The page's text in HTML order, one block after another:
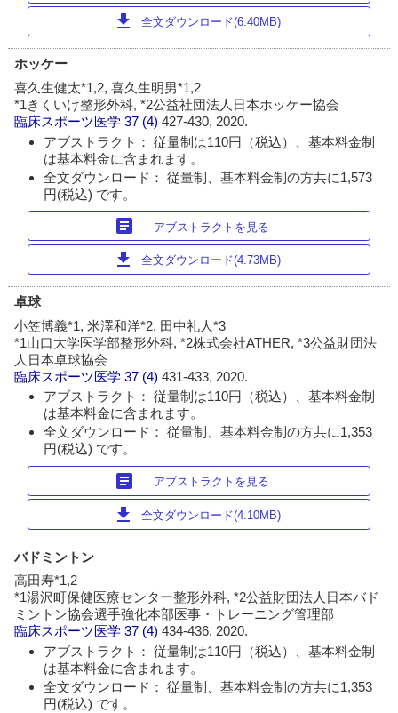
download 全文ダウンロード(6.40MB)
ホッケー
喜久生健太*1,2, 喜久生明男*1,2
*1きくいけ整形外科, *2公益社団法人日本ホッケー協会
臨床スポーツ医学 37 (4)427-430, 2020.
アブストラクト： 従量制は110円（税込）、基本料金制
は基本料金に含まれます。
全文ダウンロード： 従量制、基本料金制の方共に1,573
円(税込) です。
article アブストラクトを見る
download 全文ダウンロード(4.73MB)
卓球
小笠博義*1, 米澤和洋*2, 田中礼人*3
*1山口大学医学部整形外科, *2株式会社ATHER, *3公益財団法
人日本卓球協会
臨床スポーツ医学 37 (4)431-433, 2020.
アブストラクト： 従量制は110円（税込）、基本料金制
は基本料金に含まれます。
全文ダウンロード： 従量制、基本料金制の方共に1,353
円(税込) です。
article アブストラクトを見る
download 全文ダウンロード(4.10MB)
バドミントン
高田寿*1,2
*1湯沢町保健医療センター整形外科, *2公益財団法人日本バド
ミントン協会選手強化本部医事・トレーニング管理部
臨床スポーツ医学 37 (4)434-436, 2020.
アブストラクト： 従量制は110円（税込）、基本料金制
は基本料金に含まれます。
全文ダウンロード： 従量制、基本料金制の方共に1,353
円(税込) です。